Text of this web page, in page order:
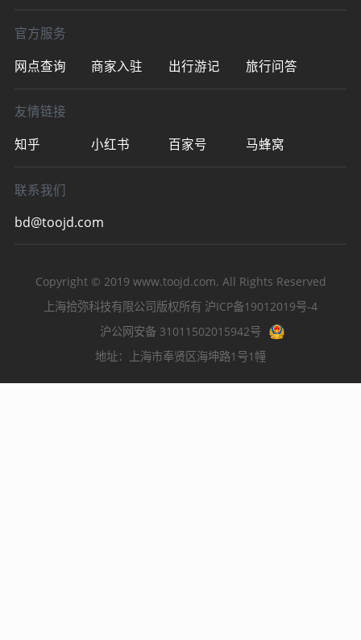
官方服务
网点查询
商家入驻 出行游记 旅行问答
友情链接
知乎
小红书 百家号 马蜂窝
联系我们
bd@toojd.com
Copyright © 2019 www.toojd.com. All Rights Reserved
上海拾弥科技有限公司版权所有 沪ICP备19012019号-4
沪公网安备 31011502015942号
地址：上海市奉贤区海坤路1号1幢